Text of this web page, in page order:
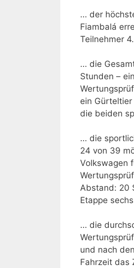
… der
Fiambalá
Teilnehmer
… die
Stunden –
ein
die beiden
… die
24 von 39
Volkswagen
Abstand: 20
Etappe
… die
und nach
Fahrzeit das